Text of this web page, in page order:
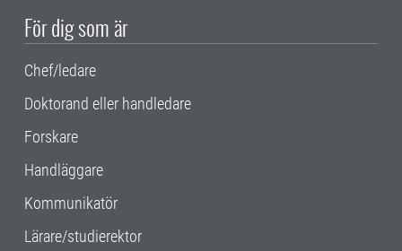
För dig som är
Chef/ledare
Doktorand eller handledare
Forskare
Handläggare
Kommunikatör
Lärare/studierektor